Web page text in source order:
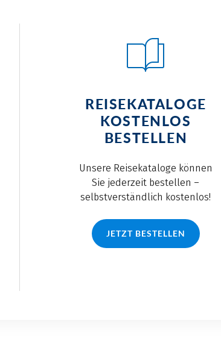
REISEKATALOGE
KOSTENLOS
BESTELLEN
Unsere Reisekataloge können
Sie jederzeit bestellen –
selbstverständlich kostenlos!
JETZT BESTELLEN